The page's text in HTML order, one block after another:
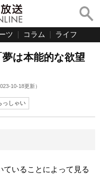
ツ コラム ライフ
は本能的な欲望
10-18更新）
っしゃい
いることによって見る